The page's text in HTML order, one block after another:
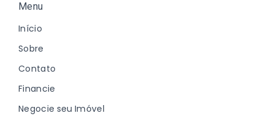
Menu
Início
Sobre
Contato
Financie
Negocie seu Imóvel